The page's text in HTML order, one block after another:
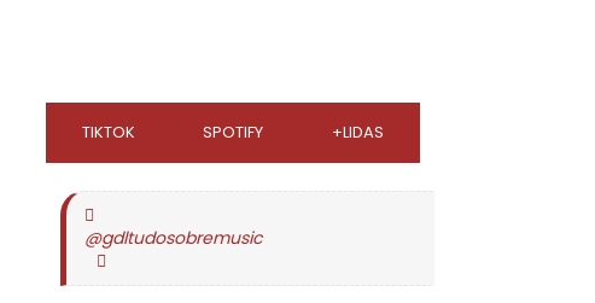
TIKTOK SPOTIFY +LIDAS
@gdltudosobremusic